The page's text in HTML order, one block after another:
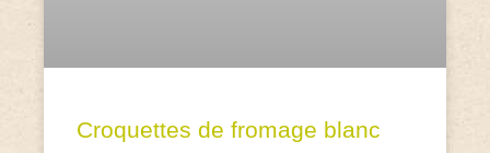
Croquettes de fromage blanc